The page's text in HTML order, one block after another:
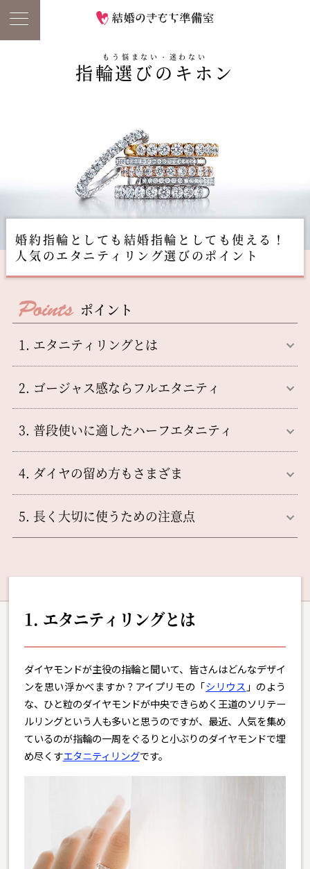
もう悩まない・迷わない
指輪選びのキホン
婚約指輪としても結婚指輪としても使える！
人気のエタニティリング選びのポイント
ポイント
1. エタニティリングとは
2. ゴージャス感ならフルエタニティ
3. 普段使いに適したハーフエタニティ
4. ダイヤの留め方もさまざま
5. 長く大切に使うための注意点
1. エタニティリングとは
ダイヤモンドが主役の指輪と聞いて、皆さんはどんなデザイ
ンを思い浮かべますか？アイプリモの「シリウス 」のよう
な、ひと粒のダイヤモンドが中央できらめく王道のソリテー
ルリングという人も多いと思うのですが、最近、人気を集め
ているのが指輪の一周をぐるりと小ぶりのダイヤモンドで埋
め尽くすエタニティリングです。